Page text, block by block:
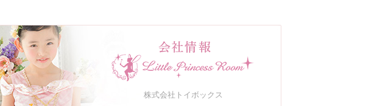
株式会社トイボックス